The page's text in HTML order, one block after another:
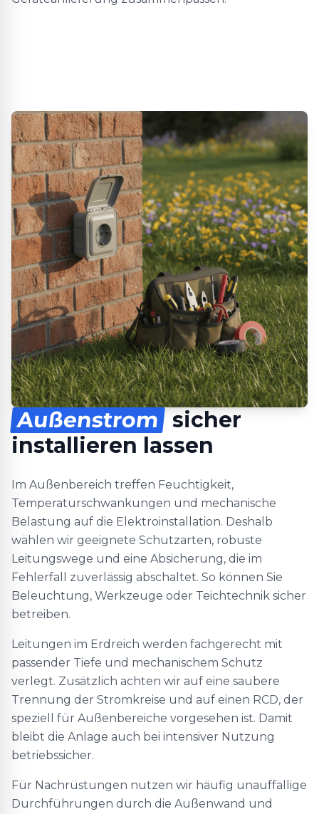
Außenstrom sicher
installieren lassen
Im Außenbereich treffen Feuchtigkeit,
Temperaturschwankungen und mechanische
Belastung auf die Elektroinstallation. Deshalb
wählen wir geeignete Schutzarten, robuste
Leitungswege und eine Absicherung, die im
Fehlerfall zuverlässig abschaltet. So können Sie
Beleuchtung, Werkzeuge oder Teichtechnik sicher
betreiben.
Leitungen im Erdreich werden fachgerecht mit
passender Tiefe und mechanischem Schutz
verlegt. Zusätzlich achten wir auf eine saubere
Trennung der Stromkreise und auf einen RCD, der
speziell für Außenbereiche vorgesehen ist. Damit
bleibt die Anlage auch bei intensiver Nutzung
betriebssicher.
Für Nachrüstungen nutzen wir häufig unauffällige
Durchführungen durch die Außenwand und